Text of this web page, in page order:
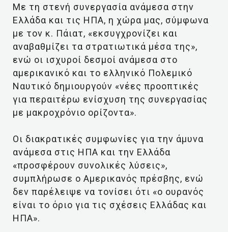
Με τη στενή συνεργασία ανάμεσα στην
Ελλάδα και τις ΗΠΑ, η χώρα μας, σύμφωνα
με τον κ. Πάιατ, «εκσυγχρονίζει και
αναβαθμίζει τα στρατιωτικά μέσα της»,
ενώ οι ισχυροί δεσμοί ανάμεσα στο
αμερικανικό και το ελληνικό Πολεμικό
Ναυτικό δημιουργούν «νέες προοπτικές
για περαιτέρω ενίσχυση της συνεργασίας
με μακροχρόνιο ορίζοντα».
Οι διακρατικές συμφωνίες για την άμυνα
ανάμεσα στις ΗΠΑ και την Ελλάδα
«προσφέρουν συνολικές λύσεις»,
συμπλήρωσε ο Αμερικανός πρέσβης, ενώ
δεν παρέλειψε να τονίσει ότι «ο ουρανός
είναι το όριο για τις σχέσεις Ελλάδας και
ΗΠΑ».